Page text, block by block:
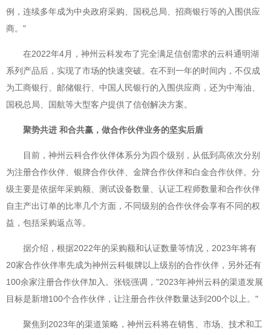
例，连续多年成为中央政府采购、国税总局、招商银行等的入围供应
商。"
在2022年4月，神州云科发布了完全满足信创需求的云科通明湖
系列产品后，实现了市场的快速突破。在不到一年的时间内，不仅成
为工商银行、邮储银行、中国人民银行的入围供应商，还为中海油、
国税总局、国航等大型客户提供了信创解决方案。
聚势共进 和合共赢，做合作伙伴业务的坚实后盾
目前，神州云科合作伙伴体系分为四个级别，从低到高依次分别
为注册合作伙伴、银牌合作伙伴、金牌合作伙伴和白金合作伙伴。分
级主要是依据年采购额、测试设备数量、认证工程师数量和合作伙伴
自主产出订单的比率几个方面，不同级别的合作伙伴会享有不同的权
益，包括采购返点等。
据介绍，根据2022年的采购额和认证数量等情况，2023年将有
20家合作伙伴率先成为神州云科银牌以上级别的合作伙伴，另外还有
100余家注册合作伙伴加入。张锐强调，"2023年神州云科的渠道发展
目标是新增100个合作伙伴，让注册合作伙伴数量达到200个以上。"
聚焦到2023年的渠道策略，神州云科将在销售、市场、技术和工